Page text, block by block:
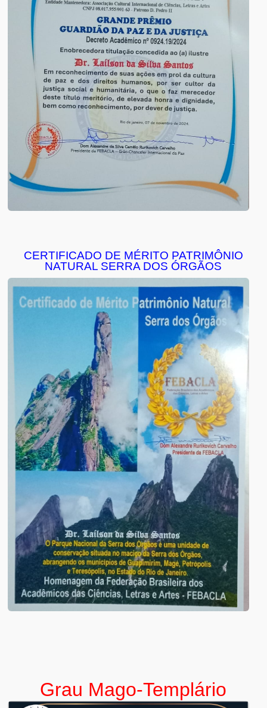
CERTIFICADO DE MÉRITO PATRIMÔNIO
NATURAL SERRA DOS ÓRGÃOS
Grau Mago-Templário